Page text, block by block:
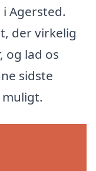
Agersted.
der virkelig
og lad os
sidste